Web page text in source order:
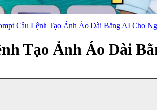
Câu Lệnh Tạo Ảnh Áo Dài Bằng AI Cho
Tạo Ảnh Áo Dài